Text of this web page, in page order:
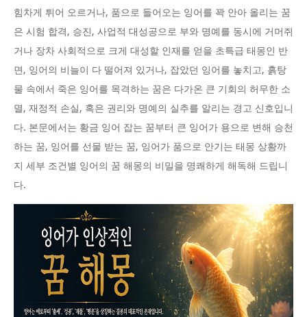
힘차게 튀어 오르거나, 품으로 들어오는 잉어를 꽉 안아 올리는 꿈
은 시험 합격, 승진, 사업적 대성공으로 부와 명예를 동시에 거머쥐
거나 장차 사회적으로 크게 대성할 인재를 얻을 초특급 태몽인 반
면, 잉어의 비늘이 다 떨어져 있거나, 잡았던 잉어를 놓치고, 흙탕
물 속에서 죽은 잉어를 목격하는 꿈은 다가온 큰 기회의 허무한 소
멸, 재정적 손실, 혹은 권리와 명예의 실추를 알리는 경고 신호입니
다. 본문에서는 황금 잉어 잡는 꿈부터 큰 잉어가 용으로 변해 승천
하는 꿈, 잉어를 선물 받는 꿈, 잉어가 품으로 안기는 태몽 상황까
지 세부 조건별 잉어의 꿈 해몽의 비밀을 명쾌하게 해독해 드립니
다.